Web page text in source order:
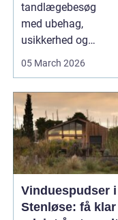
tandlægebesøg
med ubehag,
usikkerhed og
bekymring for både
Særligt ...
05 March 2026
Vinduespudser i
Stenløse: få klar